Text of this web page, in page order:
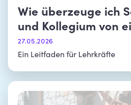
Wie überzeuge ich
und Kollegium von
Schüleraustausch?
27.05.2026
Ein Leitfaden für Lehrkräfte